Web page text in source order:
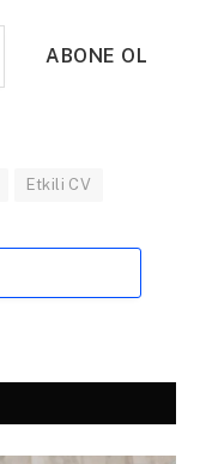
ABONE OL
Etkili CV